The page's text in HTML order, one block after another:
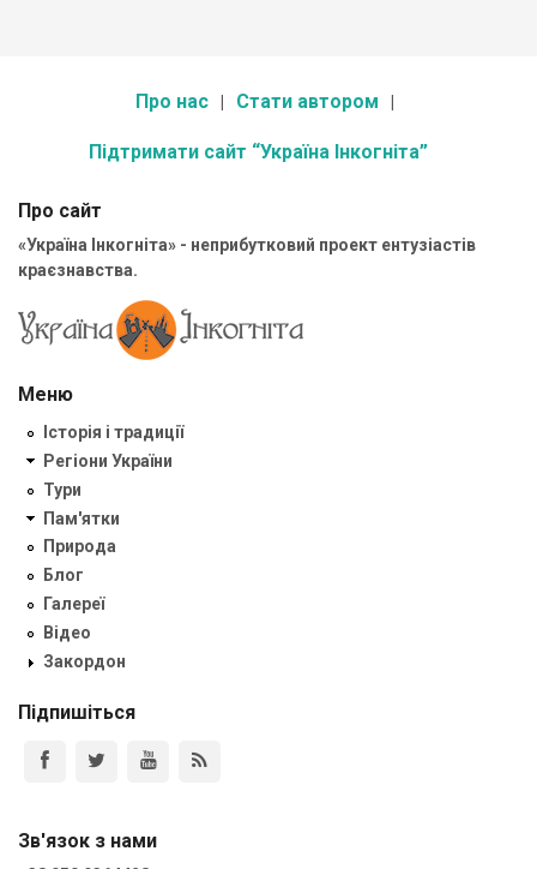
Про нас Стати автором
Підтримати сайт “Україна Інкогніта”
Про сайт
«Україна Інкогніта» - неприбутковий проект ентузіастів
краєзнавства.
Меню
Історія і традиції
Регіони України
Тури
Пам'ятки
Природа
Блог
Галереї
Відео
Закордон
Підпишіться
Зв'язок з нами